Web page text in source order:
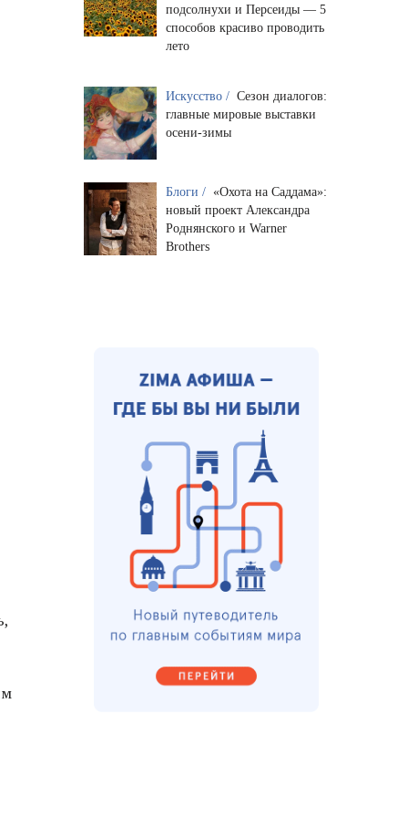
подсолнухи и Персеиды — 5
способов красиво проводить
лето
Искусство / Сезон диалогов:
главные мировые выставки
осени-зимы
Блоги / «Охота на Саддама»:
новый проект Александра
Роднянского и Warner
Brothers